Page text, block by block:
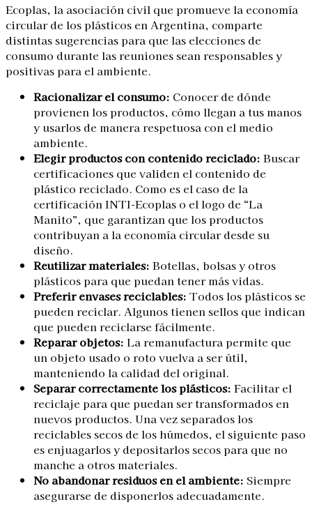
Ecoplas, la asociación civil que promueve la economía
circular de los plásticos en Argentina, comparte
distintas sugerencias para que las elecciones de
consumo durante las reuniones sean responsables y
positivas para el ambiente.
Racionalizar el consumo: Conocer de dónde
provienen los productos, cómo llegan a tus manos
y usarlos de manera respetuosa con el medio
ambiente.
Elegir productos con contenido reciclado: Buscar
certificaciones que validen el contenido de
plástico reciclado. Como es el caso de la
certificación INTI-Ecoplas o el logo de “La
Manito”, que garantizan que los productos
contribuyan a la economía circular desde su
diseño.
Reutilizar materiales: Botellas, bolsas y otros
plásticos para que puedan tener más vidas.
Preferir envases reciclables: Todos los plásticos se
pueden reciclar. Algunos tienen sellos que indican
que pueden reciclarse fácilmente.
Reparar objetos: La remanufactura permite que
un objeto usado o roto vuelva a ser útil,
manteniendo la calidad del original.
Separar correctamente los plásticos: Facilitar el
reciclaje para que puedan ser transformados en
nuevos productos. Una vez separados los
reciclables secos de los húmedos, el siguiente paso
es enjuagarlos y depositarlos secos para que no
manche a otros materiales.
No abandonar residuos en el ambiente: Siempre
asegurarse de disponerlos adecuadamente.